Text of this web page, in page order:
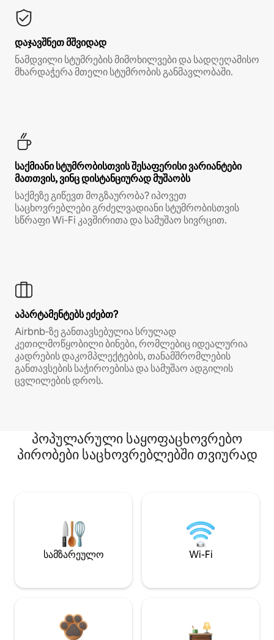
დაჯავშნეთ მშვიდად
ნამდვილი სტუმრების მიმოხილვები და სადღეღამისო
მხარდაჭერა მთელი სტუმრობის განმავლობაში.
საქმიანი სტუმრობისთვის შესაფერისი ვარიანტები
მათთვის, ვინც დისტანციურად მუშაობს
საქმეზე გიწევთ მოგზაურობა? იპოვეთ
საცხოვრებლები გრძელვადიანი სტუმრობისთვის
სწრაფი Wi‑Fi კავშირითა და სამუშაო სივრცით.
აპარტამენტებს ეძებთ?
Airbnb‑ზე განთავსებულია სრულად
კეთილმოწყობილი ბინები, რომლებიც იდეალურია
კადრების დაკომპლექტების, თანამშრომლების
განთავსების საჭიროებისა და სამუშაო ადგილის
ცვლილების დროს.
პოპულარული საყოფაცხოვრებო
პირობები საცხოვრებლებში თვიურად
სამზარეულო Wi-Fi